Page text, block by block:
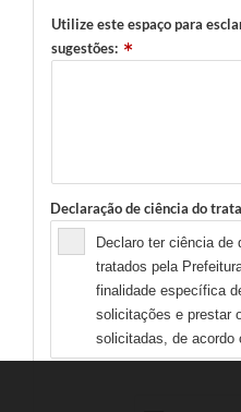
Utilize este espaço para
sugestões:
Declaração de ciência do
Declaro ter ciência de
tratados pela
finalidade específica
solicitações e prestar
solicitadas, de acordo